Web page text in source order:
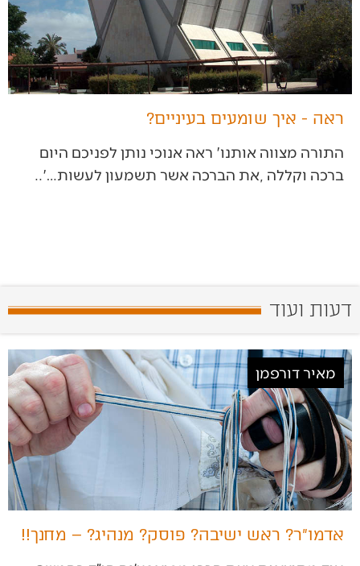
ראה - איך שומעים בעיניים?
‬ברכה‭ ‬וקללה‭, ‬את‭ ‬הברכה‭ ‬אשר‭ ‬תשמעון‭ ‬לעשות‭..‬‮'‬‭…
דעות ועוד
מאיר דורפמן
אדמו״ר? ראש ישיבה? פוסק? מנהיג? – מחנך!!